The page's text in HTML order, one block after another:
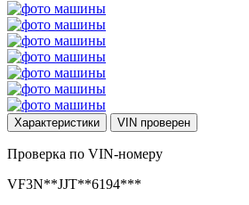
Характеристики VIN проверен
Проверка по VIN-номеру
VF3N**JJT**6194***